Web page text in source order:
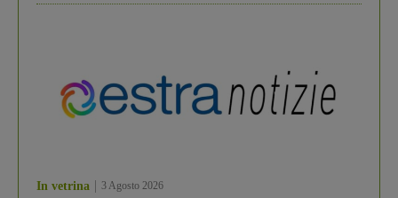
In vetrina 3 Agosto 2026